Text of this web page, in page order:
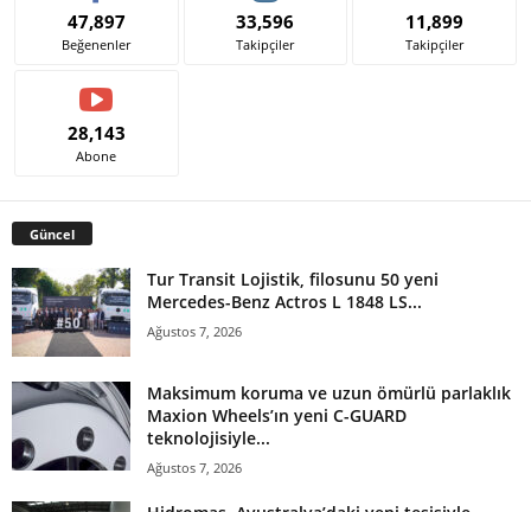
47,897
Beğenenler
33,596
Takipçiler
11,899
Takipçiler
28,143
Abone
Güncel
Tur Transit Lojistik, filosunu 50 yeni
Mercedes-Benz Actros L 1848 LS...
Ağustos 7, 2026
Maksimum koruma ve uzun ömürlü parlaklık
Maxion Wheels’ın yeni C-GUARD
teknolojisiyle...
Ağustos 7, 2026